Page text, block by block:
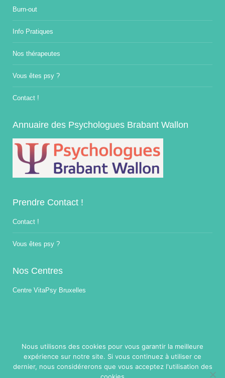
Burn-out
Info Pratiques
Nos thérapeutes
Vous êtes psy ?
Contact !
Annuaire des Psychologues Brabant Wallon
Prendre Contact !
Contact !
Vous êtes psy ?
Nos Centres
Centre VitaPsy Bruxelles
Copyright © 2014-2026Traitement Burnout.Tous droits réservés.
Powered byPrivium – Des services qui soutiennent vos soins. Pour
Nous utilisons des cookies pour vous garantir la meilleure
expérience sur notre site. Si vous continuez à utiliser ce
dernier, nous considérerons que vous acceptez l'utilisation des